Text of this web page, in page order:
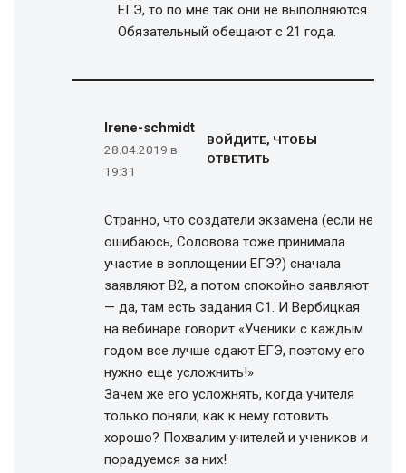
ЕГЭ, то по мне так они не выполняются.
Обязательный обещают с 21 года.
Irene-schmidt
28.04.2019 в
19:31
ВОЙДИТЕ, ЧТОБЫ
ОТВЕТИТЬ
Странно, что создатели экзамена (если не
ошибаюсь, Соловова тоже принимала
участие в воплощении ЕГЭ?) сначала
заявляют B2, а потом спокойно заявляют
— да, там есть задания С1. И Вербицкая
на вебинаре говорит «Ученики с каждым
годом все лучше сдают ЕГЭ, поэтому его
нужно еще усложнить!»
Зачем же его усложнять, когда учителя
только поняли, как к нему готовить
хорошо? Похвалим учителей и учеников и
порадуемся за них!